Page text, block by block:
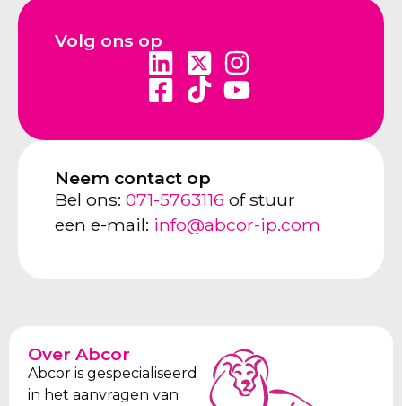
Volg ons op
Neem contact op
Bel ons: 071-5763116 of stuur
een e-mail: info@abcor-ip.com
Over Abcor
Abcor is gespecialiseerd
in het aanvragen van